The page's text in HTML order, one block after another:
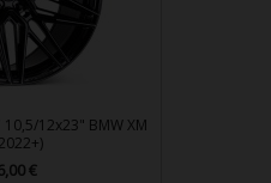
10,5/12x23" BMW XM
€